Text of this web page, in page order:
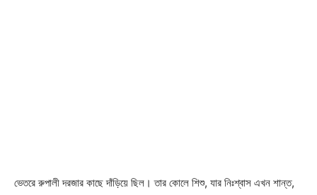
ভেতরে রুপালী দরজার কাছে দাঁড়িয়ে ছিল। তার কোলে শিশু, যার নিঃশ্বাস এখন শান্ত,